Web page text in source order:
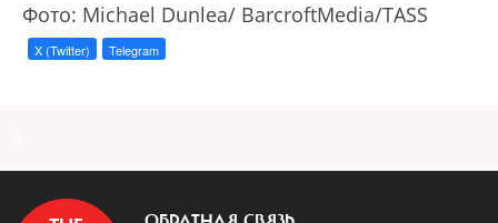
Фото: Michael Dunlea/ BarcroftMedia/TASS
X (Twitter) Telegram